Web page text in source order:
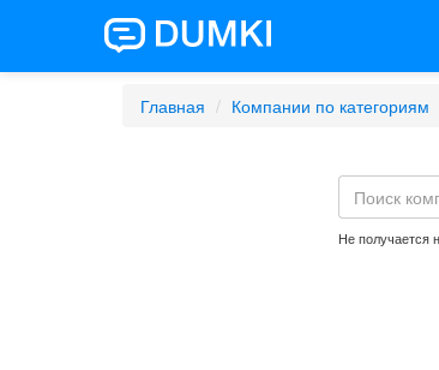
Главная Компании по категориям
Не получается